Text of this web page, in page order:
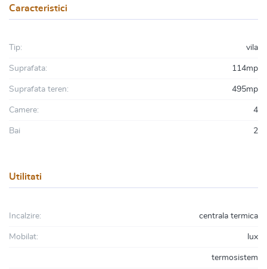
Caracteristici
Tip: vila
Suprafata: 114mp
Suprafata teren: 495mp
Camere: 4
Bai 2
Utilitati
Incalzire: centrala termica
Mobilat: lux
termosistem